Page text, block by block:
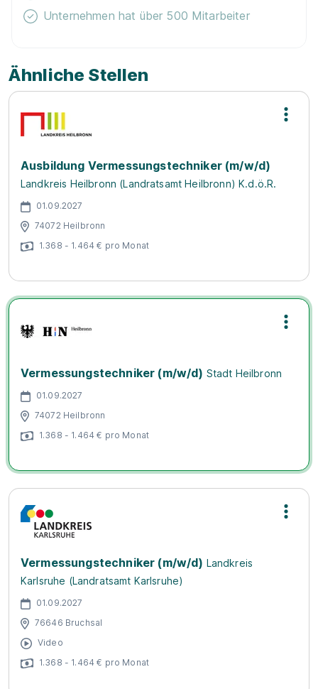
Ähnliche Stellen
Ausbildung Vermessungstechniker (m/w/d)
Landkreis Heilbronn (Landratsamt Heilbronn) K.d.ö.R.
01.09.2027
74072 Heilbronn
1.368 - 1.464 € pro Monat
Vermessungstechniker (m/w/d) Stadt Heilbronn
01.09.2027
74072 Heilbronn
1.368 - 1.464 € pro Monat
Vermessungstechniker (m/w/d) Landkreis
Karlsruhe (Landratsamt Karlsruhe)
01.09.2027
76646 Bruchsal
Video
1.368 - 1.464 € pro Monat
Unternehmen hat über 500 Mitarbeiter